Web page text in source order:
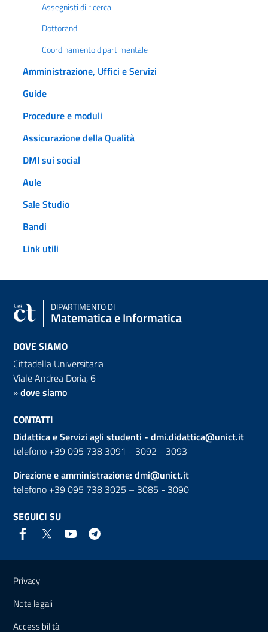
Assegnisti di ricerca
Dottorandi
Coordinamento dipartimentale
Amministrazione, Uffici e Servizi
Guide
Procedure e moduli
Assicurazione della Qualità
DMI sui social
Aule
Sale Studio
Bandi
Link utili
DIPARTIMENTO DI
Matematica e Informatica
DOVE SIAMO
Cittadella Universitaria
Viale Andrea Doria, 6
»dove siamo
CONTATTI
Didattica e Servizi agli studenti - dmi.didattica@unict.it
telefono +39 095 738 3091 - 3092 - 3093
Direzione e amministrazione: dmi@unict.it
telefono +39 095 738 3025 – 3085 - 3090
SEGUICI SU
Link e informazioni utili
Privacy
Note legali
Accessibilità